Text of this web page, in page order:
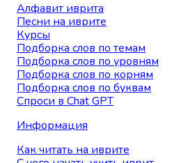
Алфавит иврита
Песни на иврите
Курсы
Подборка слов по темам
Подборка слов по уровням
Подборка слов по корням
Подборка слов по буквам
Спроси в Chat GPT
Информация
Как читать на иврите